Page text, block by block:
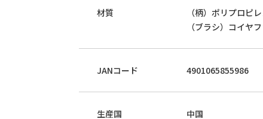
材質
（柄）ポリプロピ
（ブラシ）コイヤ
JANコード 4901065855986
生産国 中国